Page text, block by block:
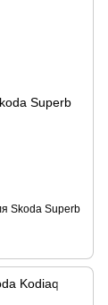
Superb
Skoda Superb